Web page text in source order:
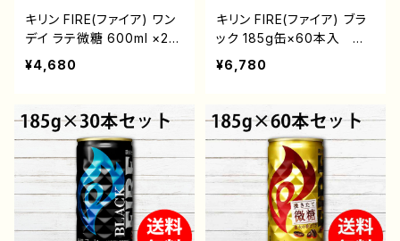
キリン FIRE(ファイア) ワン
デイ ラテ微糖 600ml ×24
本セット 送料無料 ※一
部地域を除く 通販 後払
おすすめ 珈琲 微糖 fir
e コーヒー飲料 ペット
ボトル飲料
¥4,680
キリン FIRE(ファイア) ブラ
ック 185g缶×60本入 送
料無料 ※一部地域を除
く 通販 後払い おすす
ヒー飲料
¥6,780